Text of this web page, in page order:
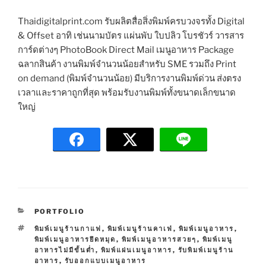
Thaidigitalprint.com รับผลิตสื่อสิ่งพิมพ์ครบวงจรทั้ง Digital
& Offset อาทิ เช่นนามบัตร แผ่นพับ ใบปลิว โบรชัวร์ วารสาร
การ์ดต่างๆ PhotoBook Direct Mail เมนูอาหาร Package
ฉลากสินค้า งานพิมพ์จำนวนน้อยสำหรับ SME รวมถึง Print
on demand (พิมพ์จำนวนน้อย) มีบริการงานพิมพ์ด่วน ส่งตรง
เวลาและราคาถูกที่สุด พร้อมรับงานพิมพ์ทั้งขนาดเล็กขนาด
ใหญ่
C
T
E
G
O
PORTFOLIO
T
A
G
S
พิมพ์เมนูร้านกาแฟ , พิมพ์เมนูร้านคาเฟ่ , พิมพ์เมนูอาหาร ,
พิมพ์เมนูอาหารยึดหมุด , พิมพ์เมนูอาหารสวยๆ , พิมพ์เมนู
อาหารไม่มีขั้นต่ำ , พิมพ์แผ่นเมนูอาหาร , รับพิมพ์เมนูร้าน
อาหาร , รับออกแบบเมนูอาหาร